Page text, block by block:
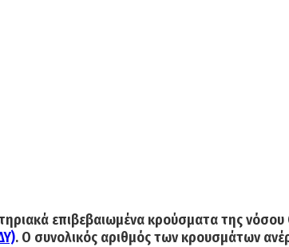
επιβεβαιωμένακρούσματα της νόσου
. Ο συνολικός αριθμόςτων κρουσμάτων